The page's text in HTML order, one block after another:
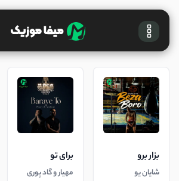
بزار برو
شایان یو
برای تو
مهیار و گاد پوری